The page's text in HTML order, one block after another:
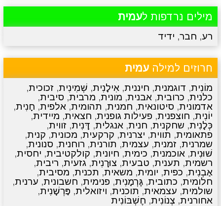
יצירה משחקי בנות אשליות חדשות
מילים נרדפות לעמית
רע, חבר, ידיד
חרוזים למילה עמית
מוֹנִית, דוגמנית, חיננית, אִילָנִית, שְׁמִינִית, זכוכית,
כלנית, כרובית, אבנית, מונית, מרבית, סיבית,
אדמונית, סיטונאית, חמנית, תהומית, אלפית, חָנִית,
יוֹנִית, חוצפנית, פעילות גופנית, חצאית, מיידית,
כְּלָנִית, שחקנית, חנית, אנגלית, דָּנִית, זווית,
פתאומית, תווית, יצרנית, קרקעית, מכונית, קנית,
שמרנית, זמנית, עצמית, תורנית, רוחנית, סנונית,
שׁוּנִית, אוכמנית, כימית, חיונית, קולקטיבית, יחסית,
רשמית, תענית, טבעית, צוּרָנִית, גזעית, ריבית,
אַבְנִית, כפית, יומית, משאית, תכנית, מסיבית,
חלומית, כתובית, גֶּרְמָנִית, פנימית, חשבונית, ערנית,
שולמית, עצמאית, תוכנית, ויזואלית, פַּרְשָׁנִית,
אחורנית, צְנוֹנִית, חֶשְׁבּוֹנִית